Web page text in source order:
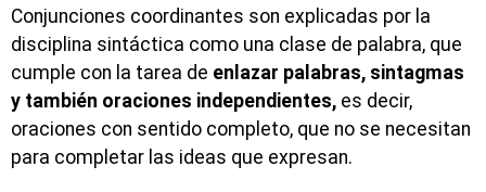
Conjunciones coordinantes son explicadas por la
disciplina sintáctica como una clase de palabra, que
cumple con la tarea de enlazar palabras, sintagmas
y también oraciones independientes, es decir,
oraciones con sentido completo, que no se necesitan
para completar las ideas que expresan.